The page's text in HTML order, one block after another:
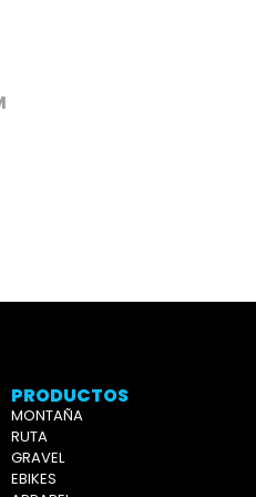
PRODUCTOS
MONTAÑA
RUTA
GRAVEL
EBIKES